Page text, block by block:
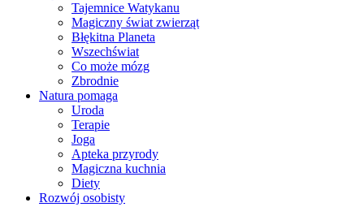
Tajemnice Watykanu
Magiczny świat zwierząt
Błękitna Planeta
Wszechświat
Co może mózg
Zbrodnie
Natura pomaga
Uroda
Terapie
Joga
Apteka przyrody
Magiczna kuchnia
Diety
Rozwój osobisty